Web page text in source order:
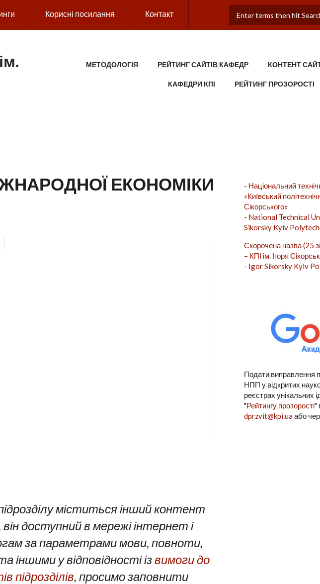
Корисні посилання Контакт
ПОШУКОВА
MAIN MENU
МЕТОДОЛОГІЯ РЕЙТИНГ САЙТІВ КАФЕДР КОНТЕНТ
КАФЕДРИ КПІ РЕЙТИНГ ПРОЗОРОСТІ
ЕКОНОМІКИ
міститься інший контент
він доступний в мережі інтернет і
за параметрами мови, повноти,
іншими у відповідності ізвимоги до
підрозділів, просимо заповнити
- Національний
«Київський
Сікорського»
- National Technical
Sikorsky Kyiv
Скорочена назва (25
– КПІ ім. Ігоря
- Igor Sikorsky Kyiv
Подати виправлення
НПП у відкритих
реєстрах унікальних
"Рейтингу прозорості"
dprzvit@kpi.uaабо